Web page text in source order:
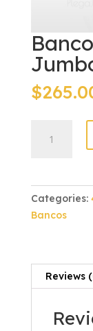
$
Polipropileno
Categories:
Bancos
Reviews